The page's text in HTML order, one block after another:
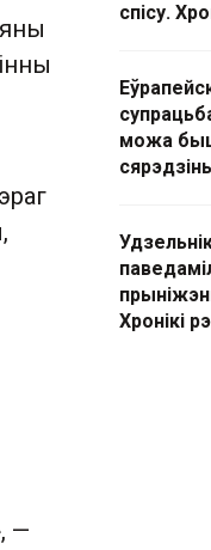
—
спісу.
можа
Хронікі